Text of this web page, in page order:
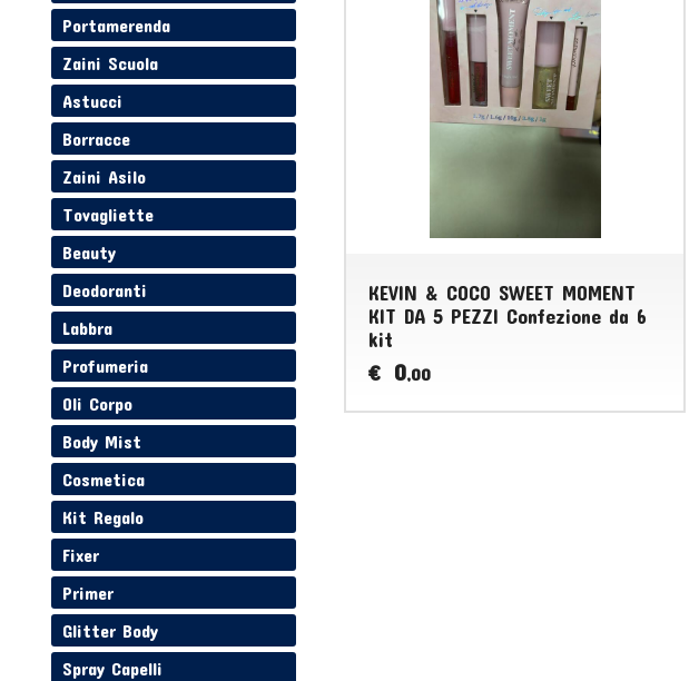
KEVIN & COCO SWEET MOMENT
KIT DA 5 PEZZI Confezione da 6
kit
€ 0,00
Portamerenda
Zaini Scuola
Astucci
Borracce
Zaini Asilo
Tovagliette
Beauty
Deodoranti
Labbra
Profumeria
Oli Corpo
Body Mist
Cosmetica
Kit Regalo
Fixer
Primer
Glitter Body
Spray Capelli